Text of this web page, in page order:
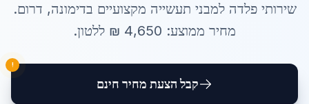
שירותיפלדה למבני תעשייה מקצועיים בדימונה, דרום.
מחיר ממוצע: 4,650 ₪ ללטון.
קבל הצעת מחיר חינם
!